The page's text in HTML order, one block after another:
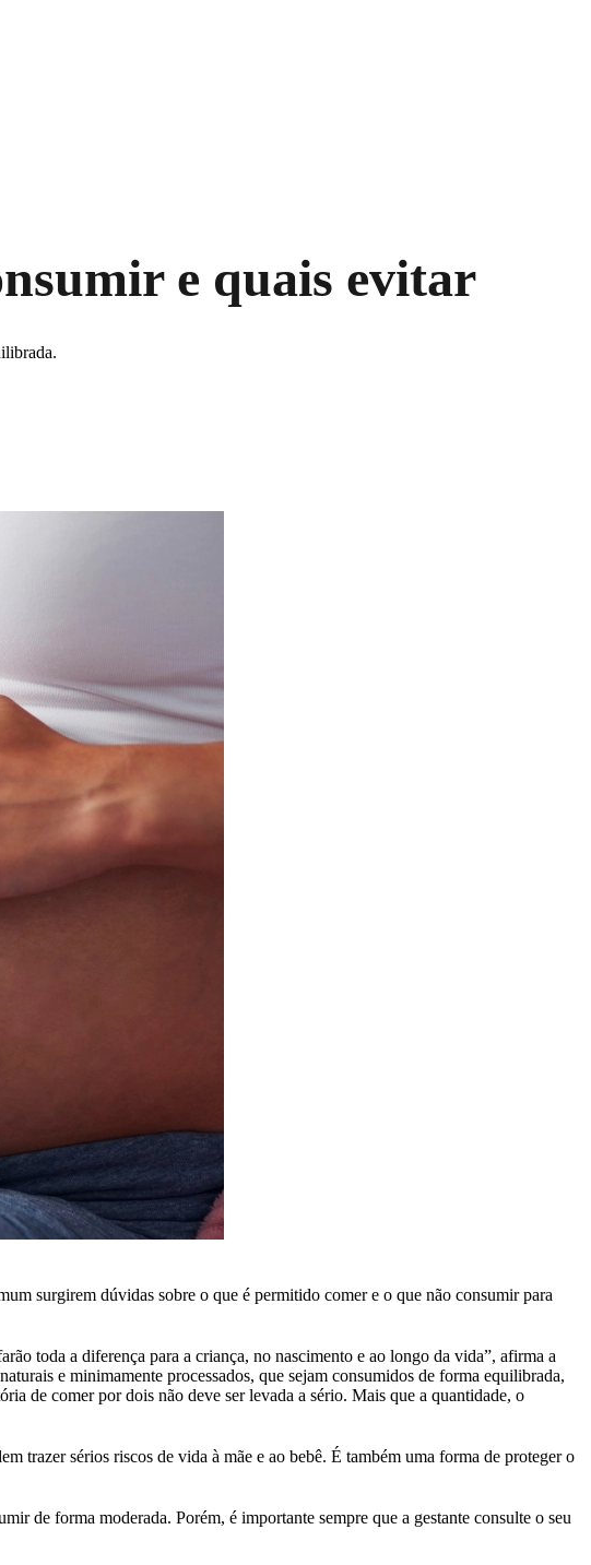
e quais evitar
surgirem dúvidas sobre o que é permitido comer e o que não consumir para
toda a diferença para a criança, no nascimento e ao longo da vida”, afirma a
e minimamente processados, que sejam consumidos de forma equilibrada,
de comer por dois não deve ser levada a sério. Mais que a quantidade, o
trazer sérios riscos de vida à mãe e ao bebê. É também uma forma de proteger o
de forma moderada. Porém, é importante sempre que a gestante consulte o seu